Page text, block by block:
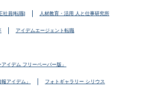
社員[転職] 人材教育・活用 人と仕事研究所
アイデムエージェント転職
イデム フリーペーパー版」
アイデム」 フォトギャラリー シリウス